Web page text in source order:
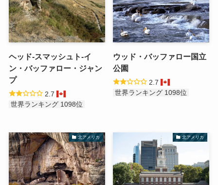
ヘッド-スマッシュト-イ
ン・バッファロー・ジャン
プ
2.7
世界ランキング 1098位
ウッド・バッファロー国立
公園
2.7
世界ランキング 1098位
北アメリカ 北アメリカ